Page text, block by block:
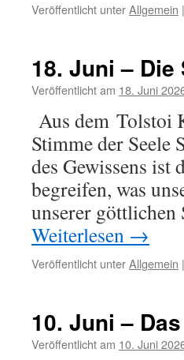
Veröffentlicht unterAllgemein |
18. Juni –
Veröffentlicht am 18. Juni
Aus dem Tolstoi
Stimme der
des Gewissens ist
begreifen, was
unserer
Weiterlesen →
Veröffentlicht unterAllgemein |
10. Juni –
Veröffentlicht am 10. Juni